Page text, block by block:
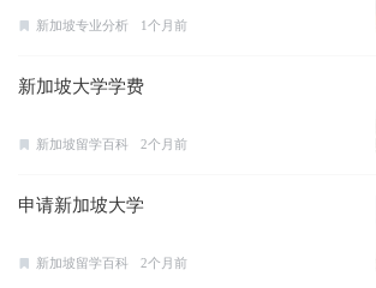
新加坡专业分析 1个月前
新加坡大学学费
新加坡留学百科 2个月前
申请新加坡大学
新加坡留学百科 2个月前